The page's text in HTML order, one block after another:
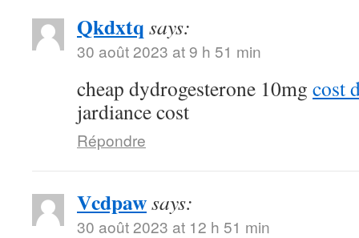
Qkdxtq says:
30 août 2023 at 9 h 51 min
cheap dydrogesterone 10mg cost
jardiance cost
Répondre
Vcdpawsays:
30 août 2023 at 12 h 51 min